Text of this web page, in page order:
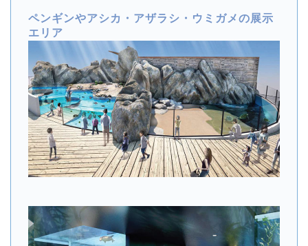
ペンギンやアシカ・アザラシ・ウミガメの展示
エリア